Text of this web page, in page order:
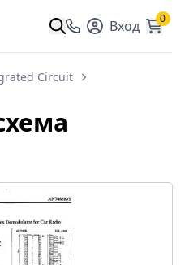
Вход 0
Circuit